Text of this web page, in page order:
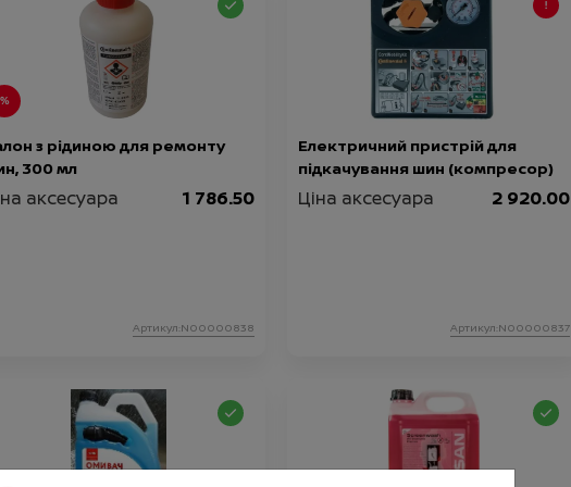
з рідиною для ремонту
300 мл
аксесуара 1 786.50
Артикул:N00000838
Електричний пристрій для
підкачування шин (компресор)
Ціна аксесуара 2 920.00
Артикул:N00000837